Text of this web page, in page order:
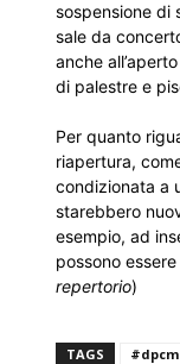
sospensione di
sale da
anche
di palestre e
Per quanto
riapertura,
condizionata a
starebbero
esempio, ad
possono
repertorio)
TAGS #dpcm